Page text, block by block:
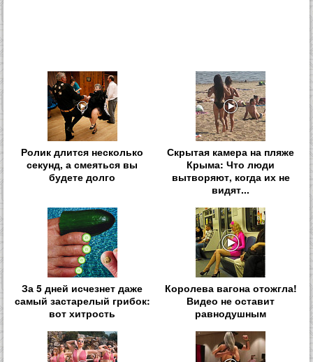
Ролик длится несколько
секунд, а смеяться вы
будете долго
Скрытая камера на пляже
Крыма: Что люди
вытворяют, когда их не
видят...
За 5 дней исчезнет даже
самый застарелый грибок:
вот хитрость
Королева вагона отожгла!
Видео не оставит
равнодушным